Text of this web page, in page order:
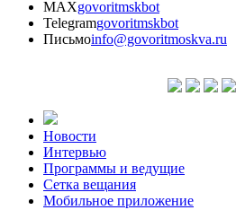
MAXgovoritmskbot
Telegramgovoritmskbot
Письмоinfo@govoritmoskva.ru
Новости
Интервью
Программы и ведущие
Сетка вещания
Мобильное приложение